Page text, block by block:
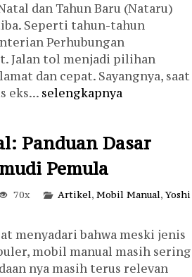
dan Tahun Baru (Nataru)
Seperti tahun-tahun
Perhubungan
Jalan tol menjadi pilihan
dan cepat. Sayangnya, saat
eks... selengkapnya
Panduan Dasar
Pemula
70x Artikel, Mobil Manual,Yoshi
menyadari bahwa meski jenis
mobil manual masih sering
nya masih terus relevan